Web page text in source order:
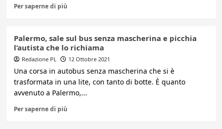
Per saperne di più
Palermo, sale sul bus senza mascherina e picchia
l’autista che lo richiama
Redazione PL 12 Ottobre 2021
Una corsa in autobus senza mascherina che si è
trasformata in una lite, con tanto di botte. È quanto
avvenuto a Palermo,...
Per saperne di più